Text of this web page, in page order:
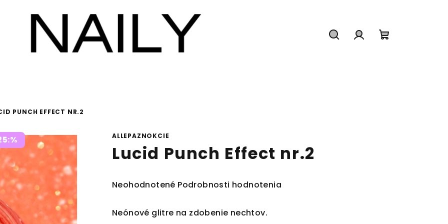
PUNCH EFFECT NR.2
ALLEPAZNOKCIE
Lucid Punch Effect nr.2
Priemerné
produktu
Neohodnotené Podrobnosti hodnotenia
Neónové glitre na zdobenie nechtov.